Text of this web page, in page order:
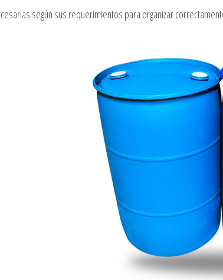
según sus requerimientos para organizar